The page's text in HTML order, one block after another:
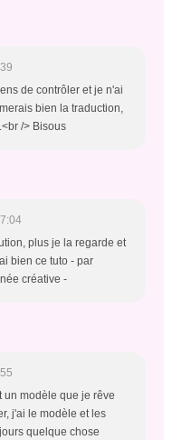
de contrôler et je n'ai
bien la traduction,
/> Bisous
plus je la regarde et
bien ce tuto - par
créative -
un modèle que je rêve
j'ai le modèle et les
quelque chose